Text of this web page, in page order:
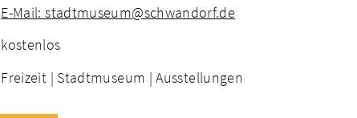
E-Mail: stadtmuseum@schwandorf.de
kostenlos
Freizeit | Stadtmuseum | Ausstellungen